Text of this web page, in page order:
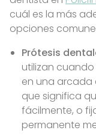
cuál es la más
opciones
Prótesis
utilizan
en una arcada
que significa
fácilmente, o
permanente